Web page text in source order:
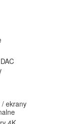
/ ekrany